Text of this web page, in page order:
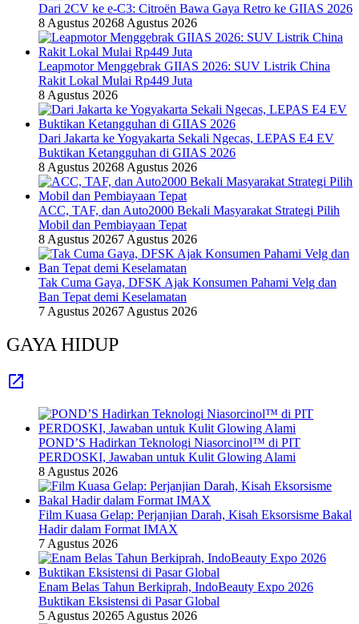
Dari 2CV ke e-C3: Citroën Bawa Gaya Retro ke GIIAS 2026
8 Agustus 20268 Agustus 2026
Leapmotor Menggebrak GIIAS 2026: SUV Listrik China
Rakit Lokal Mulai Rp449 Juta
8 Agustus 2026
Dari Jakarta ke Yogyakarta Sekali Ngecas, LEPAS E4 EV
Buktikan Ketangguhan di GIIAS 2026
8 Agustus 20268 Agustus 2026
ACC, TAF, dan Auto2000 Bekali Masyarakat Strategi Pilih
Mobil dan Pembiayaan Tepat
8 Agustus 20267 Agustus 2026
Tak Cuma Gaya, DFSK Ajak Konsumen Pahami Velg dan
Ban Tepat demi Keselamatan
7 Agustus 20267 Agustus 2026
GAYA HIDUP
POND’S Hadirkan Teknologi Niasorcinol™ di PIT
PERDOSKI, Jawaban untuk Kulit Glowing Alami
8 Agustus 2026
Film Kuasa Gelap: Perjanjian Darah, Kisah Eksorsisme Bakal
Hadir dalam Format IMAX
7 Agustus 2026
Enam Belas Tahun Berkiprah, IndoBeauty Expo 2026
Buktikan Eksistensi di Pasar Global
5 Agustus 20265 Agustus 2026